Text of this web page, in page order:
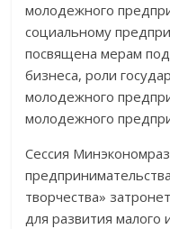
молодежного
социальному
посвящена мерам
бизнеса, роли
молодежного
молодежного
Сессия
творчества»
для развития малого